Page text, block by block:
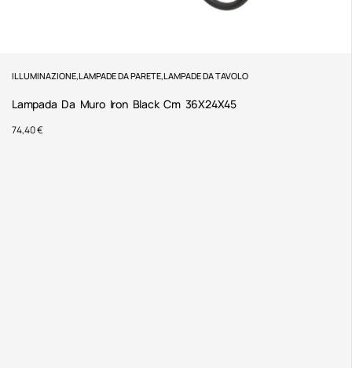
ILLUMINAZIONE,LAMPADE DA PARETE,LAMPADE DA TAVOLO
Lampada Da Muro Iron Black Cm 36X24X45
74,40€